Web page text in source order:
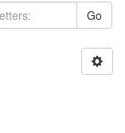
Go